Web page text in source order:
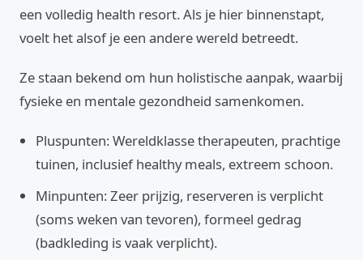
een volledig health resort. Als je hier binnenstapt,
voelt het alsof je een andere wereld betreedt.
Ze staan bekend om hun holistische aanpak, waarbij
fysieke en mentale gezondheid samenkomen.
Pluspunten: Wereldklasse therapeuten, prachtige
tuinen, inclusief healthy meals, extreem schoon.
Minpunten: Zeer prijzig, reserveren is verplicht
(soms weken van tevoren), formeel gedrag
(badkleding is vaak verplicht).